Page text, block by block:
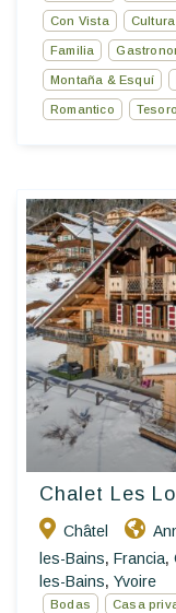
Con Vista
Familia
Montaña & Esquí
Romantico
Chalet Les
Châtel
les-Bains, Francia,
les-Bains, Yvoire
Bodas Casa